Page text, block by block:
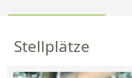
Stellplätze